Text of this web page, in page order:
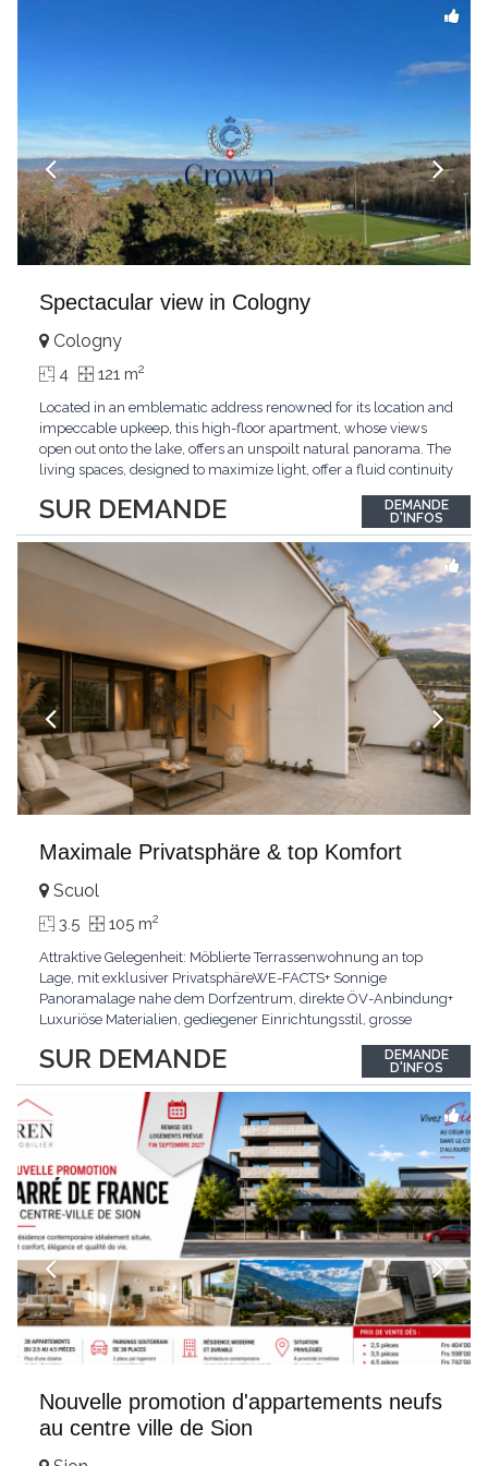
Spectacular view in Cologny
SUR DEMANDE
Cologny
4 121 m2
Located in an emblematic address renowned for its location and
impeccable upkeep, this high-floor apartment, whose views
open out onto the lake, offers an unspoilt natural panorama. The
living spaces, designed to maximize light, offer a fluid continuity
comprises two bedrooms, each with its own bathroom,
guaranteeing comfort and privacy. Private...
DEMANDE
D'INFOS
Maximale Privatsphäre & top Komfort
SUR DEMANDE
Scuol
3.5 105 m2
Attraktive Gelegenheit: Möblierte Terrassenwohnung an top
Lage, mit exklusiver PrivatsphäreWE-FACTS+ Sonnige
Panoramalage nahe dem Dorfzentrum, direkte ÖV-Anbindung+
Luxuriöse Materialien, gediegener Einrichtungsstil, grosse
gemeinschaftliche WaschküchePasst für:Geniesser von
Weitblick und gehobenem WohnkomfortDie Wohnung wird
hochwertig
DEMANDE
D'INFOS
Nouvelle promotion d'appartements neufs
au centre ville de Sion